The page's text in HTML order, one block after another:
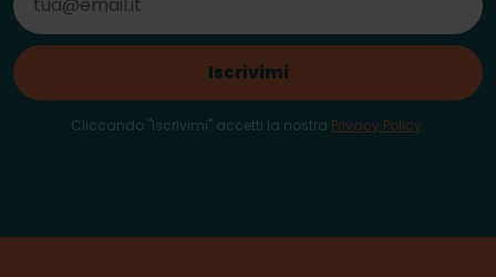
Iscrivimi
Cliccando "Iscrivimi" accetti la nostra Privacy Policy.